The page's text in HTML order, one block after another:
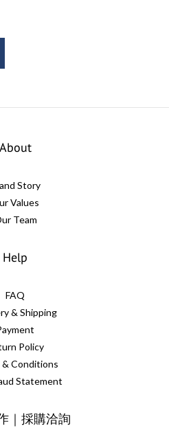
About
Story
Values
Team
Help
FAQ
& Shipping
Policy
& Conditions
Statement
｜採購洽詢